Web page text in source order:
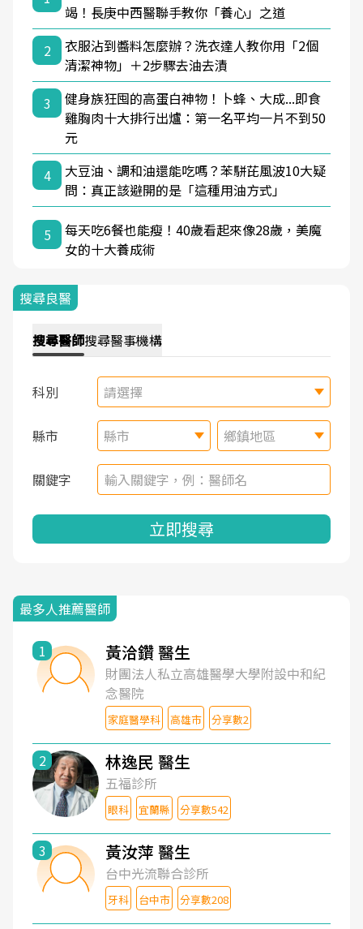
竭！長庚中西醫聯手教你「養心」之道
2
衣服沾到醬料怎麼辦？洗衣達人教你用「2個
清潔神物」＋2步驟去油去漬
3
健身族狂囤的高蛋白神物！卜蜂、大成...即食
雞胸肉十大排行出爐：第一名平均一片不到50
元
4
大豆油、調和油還能吃嗎？苯駢芘風波10大疑
問：真正該避開的是「這種用油方式」
5
每天吃6餐也能瘦！40歲看起來像28歲，美魔
女的十大養成術
搜尋良醫
搜尋醫師搜尋醫事機構
科別 請選擇
縣市 縣市 鄉鎮地區
關鍵字
立即搜尋
最多人推薦醫師
1 黃洽鑽 醫生
財團法人私立高雄醫學大學附設中和紀
念醫院
家庭醫學科 高雄市 分享數2
2 林逸民 醫生
五福診所
眼科 宜蘭縣 分享數542
3 黃汝萍 醫生
台中光流聯合診所
牙科 台中市 分享數208